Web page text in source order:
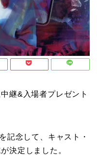
継&入場者プレゼント
記念して、キャスト・
決定しました。